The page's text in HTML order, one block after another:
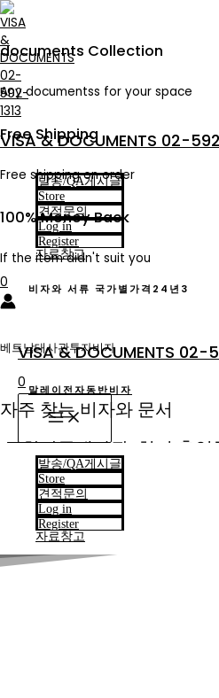
Skip
to
content
VISA & DOCUMENTS 02-
발송/QA게시글
Store
견적문의
Log in
Register
자료창고
0
VISA & DOCUMENTS 02-
0
MAIN
MENU
발송/QA게시글
Store
견적문의
Log in
Register
자료창고
documents Collection
Any documentss for your space
Free Shipping
Free shipping on order
100% Money Back
If the item didn't suit you
비자와 서류 국가별가격24년3
베트남대사관투자비자
말레이전자동반비자
자주 찾는 비자와 문서
주한각국대사관, 현지 출
하고 서류는 정부 산하 경
소속 등기소 공문서와 법인
주 인증대상 입니다